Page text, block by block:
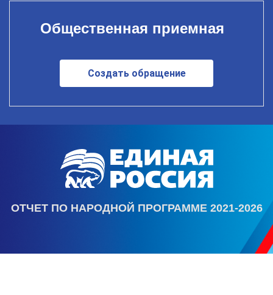
Общественная приемная
Создать обращение
ОТЧЕТ ПО НАРОДНОЙ ПРОГРАММЕ 2021-2026